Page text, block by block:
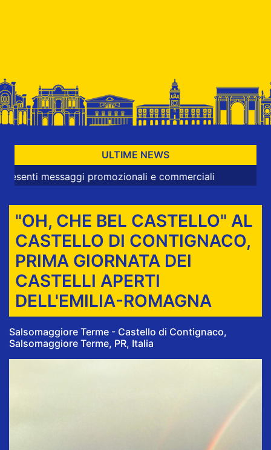
ULTIME NEWS
promozionali e commerciali
"OH, CHE BEL CASTELLO" AL
CASTELLO DI CONTIGNACO,
PRIMA GIORNATA DEI
CASTELLI APERTI
DELL'EMILIA-ROMAGNA
Salsomaggiore Terme - Castello di Contignaco,
Salsomaggiore Terme, PR, Italia